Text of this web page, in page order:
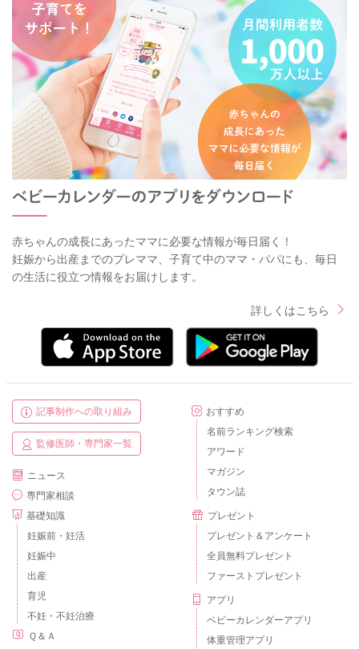
赤ちゃんの成長にあったママに必要な情報が毎日届く！
妊娠から出産までのプレママ、子育て中のママ・パパにも、毎日
の生活に役立つ情報をお届けします。
詳しくはこちら
記事制作への取り組み
監修医師・専門家一覧
ニュース
専門家相談
基礎知識
妊娠前・妊活
妊娠中
出産
育児
不妊・不妊治療
Ｑ＆Ａ
おすすめ
名前ランキング検索
アワード
マガジン
タウン誌
プレゼント
プレゼント＆アンケート
全員無料プレゼント
ファーストプレゼント
アプリ
ベビーカレンダーアプリ
体重管理アプリ